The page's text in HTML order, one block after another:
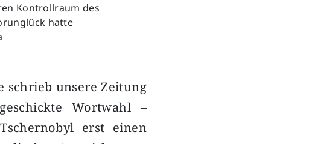
Kontrollraum des
hatte
schrieb unsere Zeitung
Wortwahl –
erst einen